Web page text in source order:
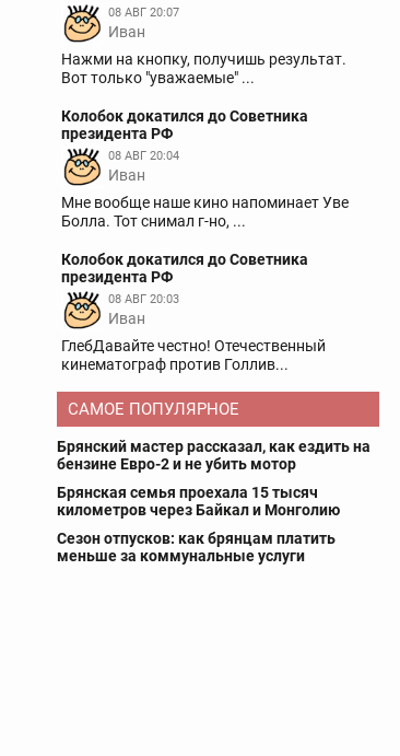
08 АВГ 20:07
Иван
Нажми на кнопку, получишь результат.
Вот только "уважаемые" ...
Колобок докатился до Советника
президента РФ
08 АВГ 20:04
Иван
Мне вообще наше кино напоминает Уве
Болла. Тот снимал г-но, ...
Колобок докатился до Советника
президента РФ
08 АВГ 20:03
Иван
ГлебДавайте честно! Отечественный
кинематограф против Голлив...
САМОЕ ПОПУЛЯРНОЕ
Брянский мастер рассказал, как ездить на
бензине Евро-2 и не убить мотор
Брянская семья проехала 15 тысяч
километров через Байкал и Монголию
Сезон отпусков: как брянцам платить
меньше за коммунальные услуги